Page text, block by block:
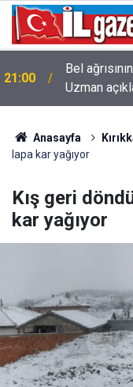
21:00
Bel
Uzman
Anasayfa
lapa kar yağıyor
Kış geri
kar yağıyor